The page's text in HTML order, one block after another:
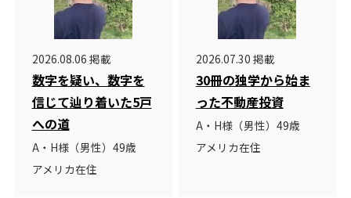
2026.08.06 掲載
数字を疑い、数字を
信じて辿り着いた5戸
への道
A・H様（男性）49歳
アメリカ在住
2026.07.30 掲載
30冊の独学から始ま
った不動産投資
A・H様（男性）49歳
アメリカ在住